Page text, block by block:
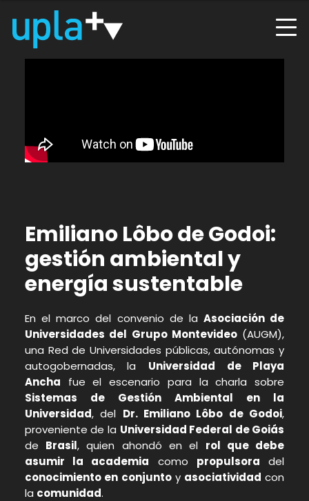
Emiliano Lôbo de Godoi:
gestión ambiental y
energía sustentable
En el marco del convenio de la Asociación de
Universidades del Grupo Montevideo(AUGM),
una Red de Universidades públicas, autónomas y
autogobernadas, la Universidad de Playa
Ancha fue el escenario para la charla sobre
Sistemas de Gestión Ambiental en la
Universidad, del Dr. Emiliano Lôbo de Godoi,
proveniente de la Universidad Federal de Goiás
de Brasil, quien ahondó en el rol que debe
asumir la academia como propulsora del
conocimiento en conjuntoy asociatividad con
la comunidad.